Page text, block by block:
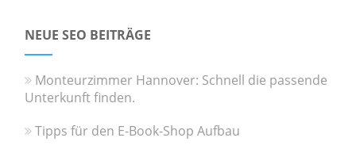
NEUE SEO BEITRÄGE
Monteurzimmer Hannover: Schnell die passende
Unterkunft finden.
Tipps für den E-Book-Shop Aufbau